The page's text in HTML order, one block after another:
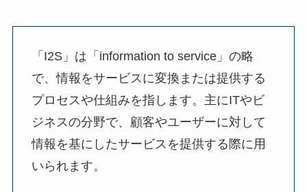
「I2S」は「information to service」の略
で、情報をサービスに変換または提供する
プロセスや仕組みを指します。主にITやビ
ジネスの分野で、顧客やユーザーに対して
情報を基にしたサービスを提供する際に用
いられます。